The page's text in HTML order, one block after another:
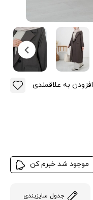
موجود شد خبرم کن
جدول سایزبندی
افزودن به علاقمندی